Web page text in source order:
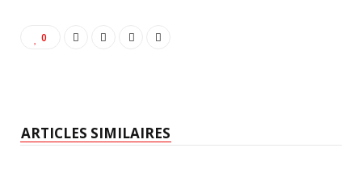
0
ARTICLES SIMILAIRES